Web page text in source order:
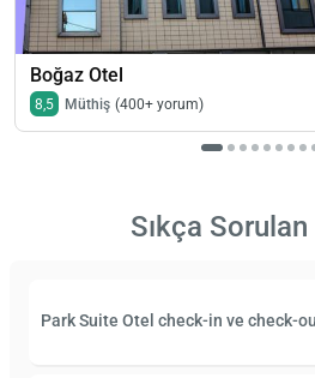
Boğaz Otel
8,5 Müthiş (400+ yorum)
Sıkça
Park Suite Otel check-in ve check-